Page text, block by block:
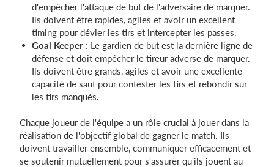
d'empêcher l'attaque de but de l'adversaire de marquer.
Ils doivent être rapides, agiles et avoir un excellent
timing pour dévier les tirs et intercepter les passes.
Goal Keeper : Le gardien de but est la dernière ligne de
défense et doit empêcher le tireur adverse de marquer.
Ils doivent être grands, agiles et avoir une excellente
capacité de saut pour contester les tirs et rebondir sur
les tirs manqués.
Chaque joueur de l'équipe a un rôle crucial à jouer dans la
réalisation de l'objectif global de gagner le match. Ils
doivent travailler ensemble, communiquer efficacement et
se soutenir mutuellement pour s'assurer qu'ils jouent au